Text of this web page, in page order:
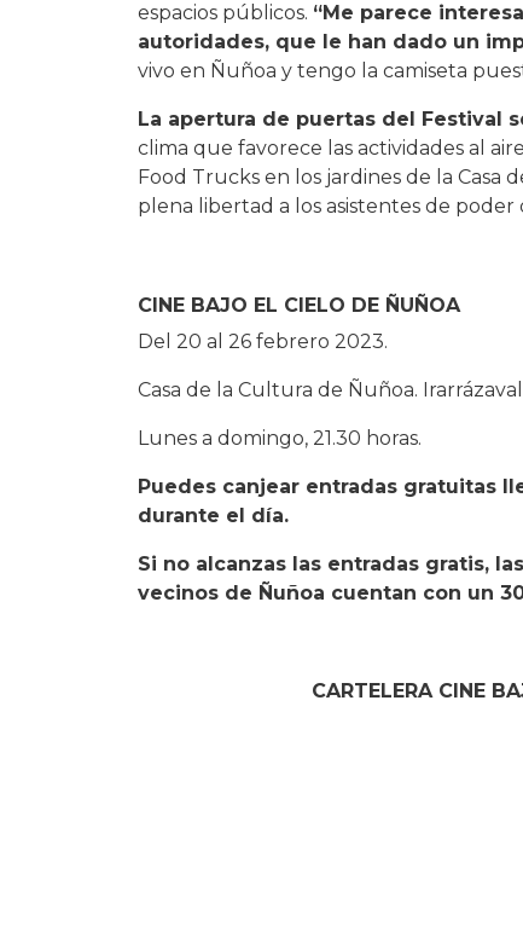
espacios públicos. “Me parece
autoridades, que le han dado un
vivo en Ñuñoa y tengo la camiseta
La apertura de puertas del Festival
clima que favorece las actividades al
Food Trucks en los jardines de la Casa
plena libertad a los asistentes de
CINE BAJO EL CIELO DE ÑUÑOA
Del 20 al 26 febrero 2023.
Casa de la Cultura de Ñuñoa.
Lunes a domingo, 21.30 horas.
Puedes canjear entradas gratuitas
durante el día.
Si no alcanzas las entradas gratis,
vecinos de Ñuñoa cuentan con un
CARTELERA CINE